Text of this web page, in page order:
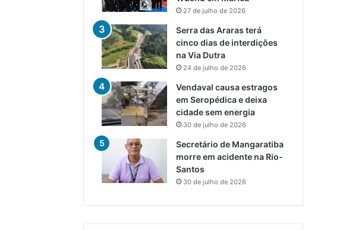
27 de julho de 2026
Serra das Araras terá
cinco dias de interdições
na Via Dutra
24 de julho de 2026
Vendaval causa estragos
em Seropédica e deixa
cidade sem energia
30 de julho de 2026
Secretário de Mangaratiba
morre em acidente na Rio-
Santos
30 de julho de 2026